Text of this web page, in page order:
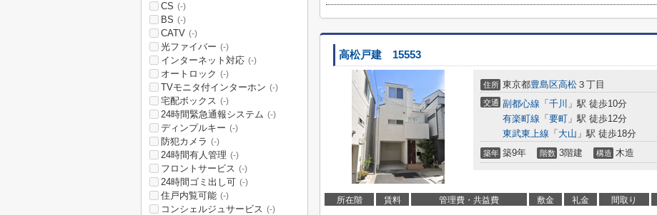
高松戸建 15553
住所 東京都豊島区高松 ３丁目
交通 副都心線 「 千川 」駅 徒歩10分
有楽町線 「 要町 」駅 徒歩12分
東武東上線 「 大山 」駅 徒歩18分
築年 築9年 階数 3階建 構造 木造
所在階 賃料 管理費・共益費 敷金 礼金 間取り
CS (-)
BS (-)
CATV (-)
光ファイバー (-)
インターネット対応 (-)
オートロック (-)
TVモニタ付インターホン (-)
宅配ボックス (-)
24時間緊急通報システム (-)
ディンプルキー (-)
防犯カメラ (-)
24時間有人管理 (-)
フロントサービス (-)
24時間ゴミ出し可 (-)
住戸内覧可能 (-)
コンシェルジュサービス (-)